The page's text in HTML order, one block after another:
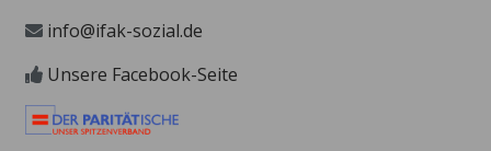
info@ifak-sozial.de
Unsere Facebook-Seite